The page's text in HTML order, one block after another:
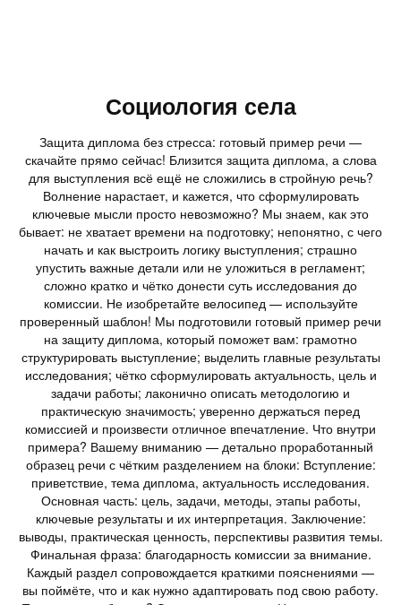
Социология села
Защита диплома без стресса: готовый пример речи —
скачайте прямо сейчас! Близится защита диплома, а слова
для выступления всё ещё не сложились в стройную речь?
Волнение нарастает, и кажется, что сформулировать
ключевые мысли просто невозможно? Мы знаем, как это
бывает: не хватает времени на подготовку; непонятно, с чего
начать и как выстроить логику выступления; страшно
упустить важные детали или не уложиться в регламент;
сложно кратко и чётко донести суть исследования до
комиссии. Не изобретайте велосипед — используйте
проверенный шаблон! Мы подготовили готовый пример речи
на защиту диплома, который поможет вам: грамотно
структурировать выступление; выделить главные результаты
исследования; чётко сформулировать актуальность, цель и
задачи работы; лаконично описать методологию и
практическую значимость; уверенно держаться перед
комиссией и произвести отличное впечатление. Что внутри
примера? Вашему вниманию — детально проработанный
образец речи с чётким разделением на блоки: Вступление:
приветствие, тема диплома, актуальность исследования.
Основная часть: цель, задачи, методы, этапы работы,
ключевые результаты и их интерпретация. Заключение:
выводы, практическая ценность, перспективы развития темы.
Финальная фраза: благодарность комиссии за внимание.
Каждый раздел сопровождается краткими пояснениями —
вы поймёте, что и как нужно адаптировать под свою работу.